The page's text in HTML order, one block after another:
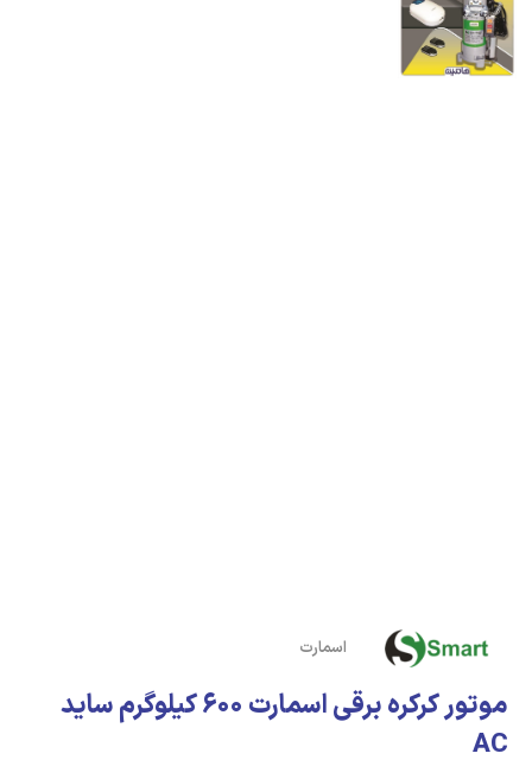
اسمارت
موتور کرکره برقی اسمارت 600 کیلوگرم ساید
AC